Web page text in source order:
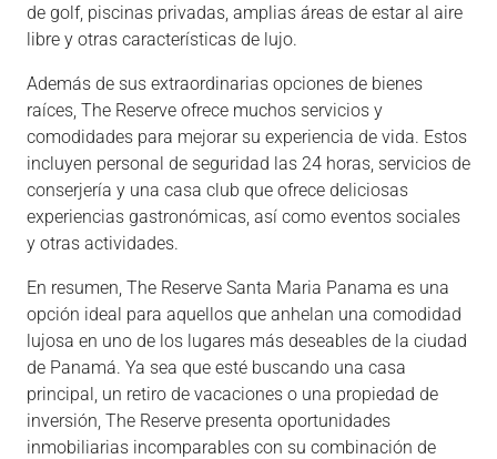
de golf, piscinas privadas, amplias áreas de estar al aire
libre y otras características de lujo.
Además de sus extraordinarias opciones de bienes
raíces, The Reserve ofrece muchos servicios y
comodidades para mejorar su experiencia de vida. Estos
incluyen personal de seguridad las 24 horas, servicios de
conserjería y una casa club que ofrece deliciosas
experiencias gastronómicas, así como eventos sociales
y otras actividades.
En resumen, The Reserve Santa Maria Panama es una
opción ideal para aquellos que anhelan una comodidad
lujosa en uno de los lugares más deseables de la ciudad
de Panamá. Ya sea que esté buscando una casa
principal, un retiro de vacaciones o una propiedad de
inversión, The Reserve presenta oportunidades
inmobiliarias incomparables con su combinación de